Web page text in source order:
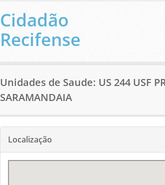
Cidadão
Recifense
Unidades de Saude: US 244 USF
SARAMANDAIA
Localização